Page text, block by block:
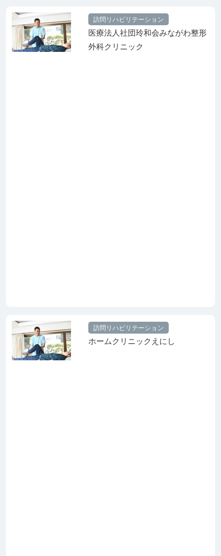
訪問リハビリテーション
医療法人社団玲和会みながわ整形
外科クリニック
訪問リハビリテーション
ホームクリニックえにし